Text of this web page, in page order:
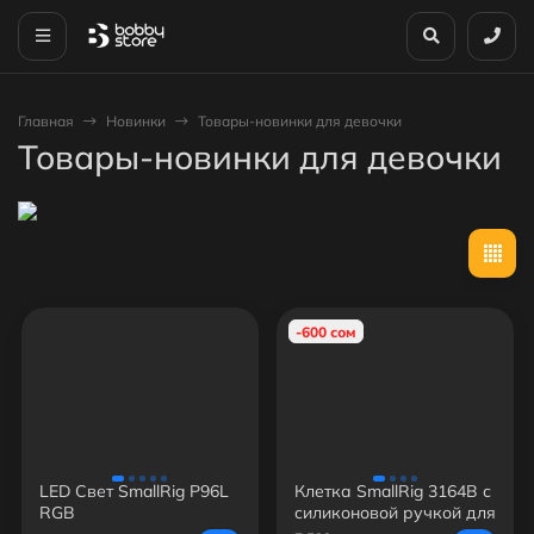
Главная Новинки Товары-новинки для девочки
Товары-новинки для девочки
LED Свет SmallRig P96L
RGB
-600 сом
Клетка SmallRig 3164B с
силиконовой ручкой для